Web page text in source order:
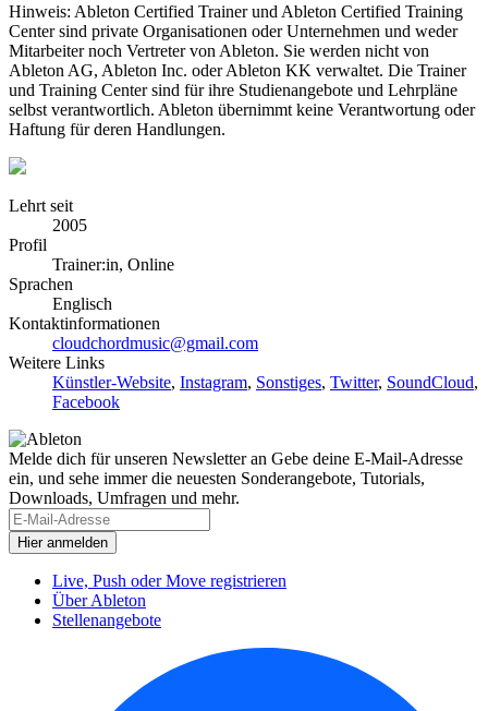
Hinweis: Ableton Certified Trainer und Ableton Certified Training
Center sind private Organisationen oder Unternehmen und weder
Mitarbeiter noch Vertreter von Ableton. Sie werden nicht von
Ableton AG, Ableton Inc. oder Ableton KK verwaltet. Die Trainer
und Training Center sind für ihre Studienangebote und Lehrpläne
selbst verantwortlich. Ableton übernimmt keine Verantwortung oder
Haftung für deren Handlungen.
Lehrt seit
2005
Profil
Trainer:in, Online
Sprachen
Englisch
Kontaktinformationen
cloudchordmusic@gmail.com
Weitere Links
Künstler-Website, Instagram, Sonstiges, Twitter, SoundCloud,
Facebook
Melde dich für unseren Newsletter an Gebe deine E-Mail-Adresse
ein, und sehe immer die neuesten Sonderangebote, Tutorials,
Downloads, Umfragen und mehr.
Live, Push oder Move registrieren
Über Ableton
Stellenangebote